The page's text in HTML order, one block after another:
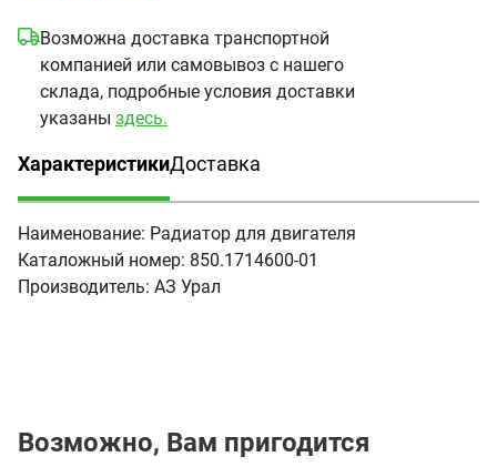
Возможна доставка транспортной
компанией или самовывоз с нашего
склада, подробные условия доставки
указаны здесь.
Характеристики
(активная вкладка)
Доставка
Наименование: Радиатор для двигателя
Каталожный номер: 850.1714600-01
Производитель: АЗ Урал
Возможно, Вам пригодится